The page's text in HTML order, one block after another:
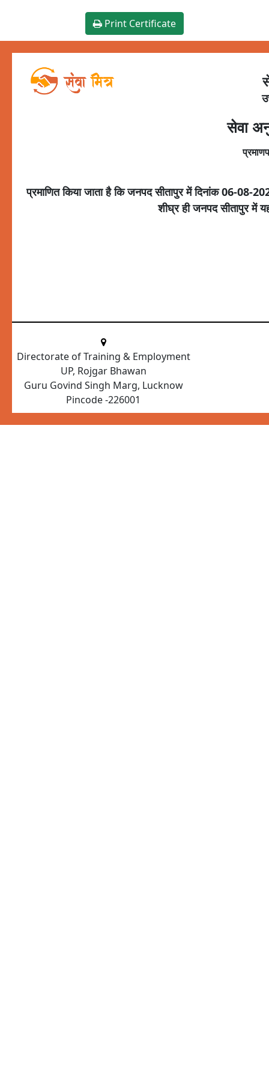
Print Certificate
सेवा
प्रमाणित किया जाता है कि जनपदसीतापुरमें दिनांक06-08-
शीघ्र ही जनपदसीतापुरमें
Directorate of Training & Employment
UP, Rojgar Bhawan
Guru Govind Singh Marg, Lucknow
Pincode -226001